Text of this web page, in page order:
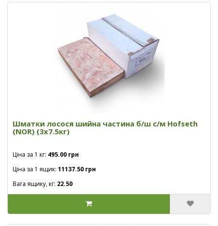
Шматки лосося шийна частина б/ш с/м Hofseth
(NOR) (3х7.5кг)
Ціна за 1 кг: 495.00 грн
Ціна за 1 ящик: 11137.50 грн
Вага ящику, кг: 22.50